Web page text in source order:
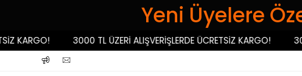
Yeni Üyelere
3000 TL ÜZERİ ALIŞVERİŞLERDE ÜCRETSİZ KARGO! 3000